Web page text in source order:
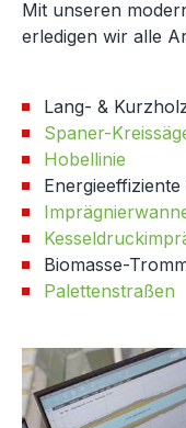
Mit unseren
erledigen wir alle
Lang- &
Spaner-
Hobellinie
Biomasse-
Palettenstraßen